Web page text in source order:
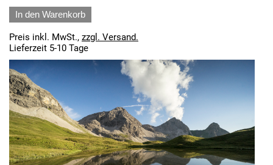
Preis inkl. MwSt., zzgl. Versand.
Lieferzeit 5-10 Tage